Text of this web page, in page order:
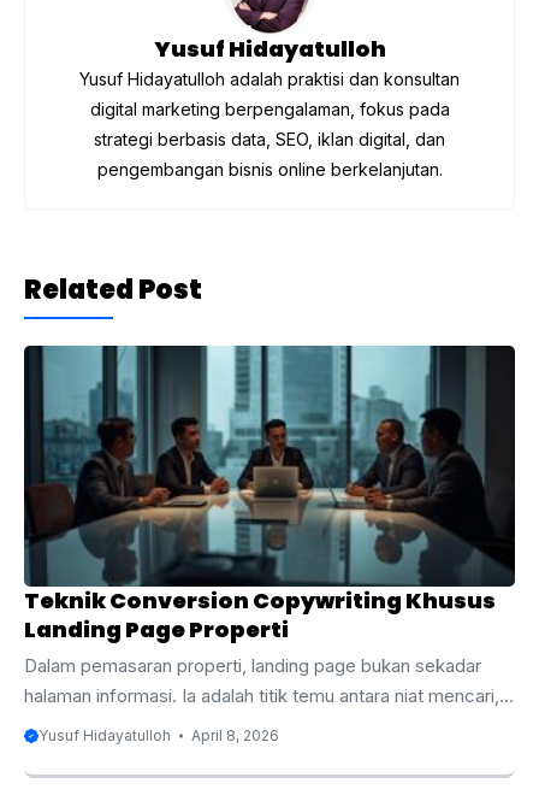
Yusuf Hidayatulloh
Yusuf Hidayatulloh adalah praktisi dan konsultan
digital marketing berpengalaman, fokus pada
strategi berbasis data, SEO, iklan digital, dan
pengembangan bisnis online berkelanjutan.
Related Post
Teknik Conversion Copywriting Khusus
Landing Page Properti
Dalam pemasaran properti, landing page bukan sekadar
halaman informasi. Ia adalah titik temu antara niat mencari,
rasa ragu, dan keputusan untuk menghubungi sales. Ini
Yusuf Hidayatulloh April 8, 2026